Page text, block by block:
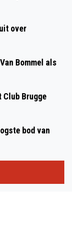
over
Bommel als
Brugge
bod van